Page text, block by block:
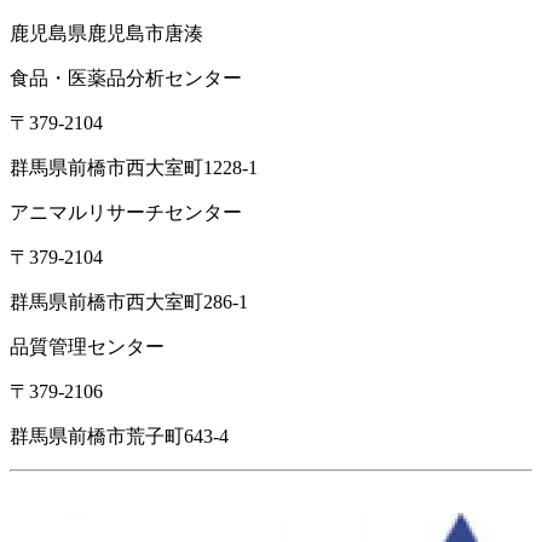
鹿児島県鹿児島市唐湊
食品・医薬品分析センター
〒379-2104
群馬県前橋市西大室町1228-1
アニマルリサーチセンター
〒379-2104
群馬県前橋市西大室町286-1
品質管理センター
〒379-2106
群馬県前橋市荒子町643-4